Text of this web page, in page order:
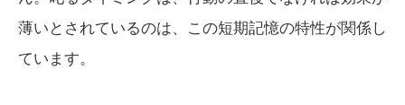
薄いとされているのは、この短期記憶の特性が関係し
ています。